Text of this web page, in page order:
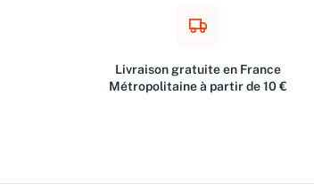
Livraison gratuite en France
Métropolitaine à partir de 10 €